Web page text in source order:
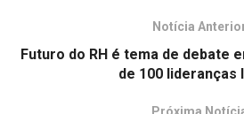
Notícia
Futuro do RH é tema de debate
de 100 lideranças
Próxima